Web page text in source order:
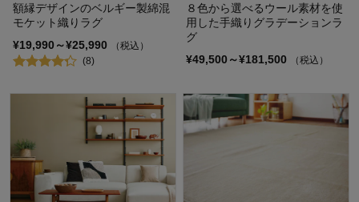
額縁デザインのベルギー製綿混
モケット織りラグ
¥19,990～¥25,990
（税込）
(8)
８色から選べるウール素材を使
用した手織りグラデーションラ
グ
¥49,500～¥181,500
（税込）